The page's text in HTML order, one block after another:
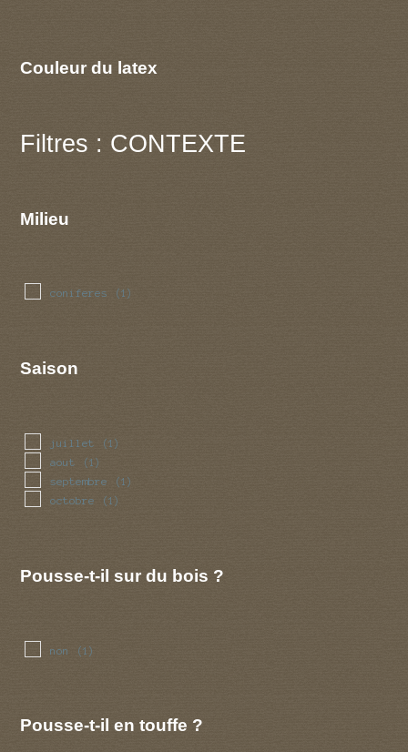
Couleur du latex
Filtres : CONTEXTE
Milieu
coniferes (1)
Saison
juillet (1)
aout (1)
septembre (1)
octobre (1)
Pousse-t-il sur du bois ?
non (1)
Pousse-t-il en touffe ?